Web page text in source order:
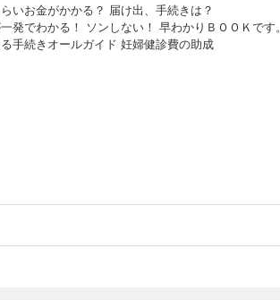
いお金がかかる？ 届け出、手続きは？
発でわかる！ ソンしない！ 早わかりＢＯＯＫです。
手続きオールガイド 妊婦健診費の助成